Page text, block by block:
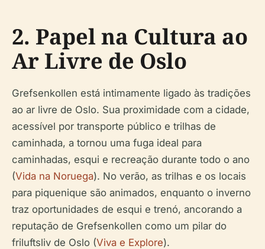
2. Papel na Cultura ao
Ar Livre de Oslo
Grefsenkollen está intimamente ligado às tradições
ao ar livre de Oslo. Sua proximidade com a cidade,
acessível por transporte público e trilhas de
caminhada, a tornou uma fuga ideal para
caminhadas, esqui e recreação durante todo o ano
(Vida na Noruega). No verão, as trilhas e os locais
para piquenique são animados, enquanto o inverno
traz oportunidades de esqui e trenó, ancorando a
reputação de Grefsenkollen como um pilar do
friluftsliv de Oslo (Viva e Explore).